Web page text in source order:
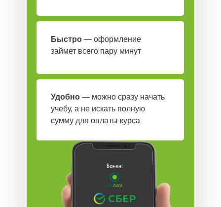
Быстро — оформление
займет всего пару минут
Удобно — можно сразу начать
учебу, а не искать полную
сумму для оплаты курса